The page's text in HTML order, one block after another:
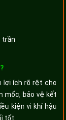
trần
lợi ích rõ rệt cho
mốc, bảo vệ kết
kiện vi khí hậu
tốt.